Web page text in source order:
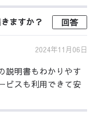
ますか？ 回答
2024年11月06日
説明書もわかりやす
ビスも利用できて安